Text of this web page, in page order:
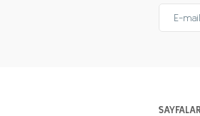
SAYFALAR